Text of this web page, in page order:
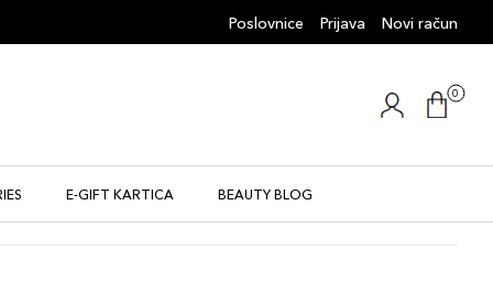
Poslovnice Prijava Novi račun
0
E-GIFT KARTICA BEAUTY BLOG